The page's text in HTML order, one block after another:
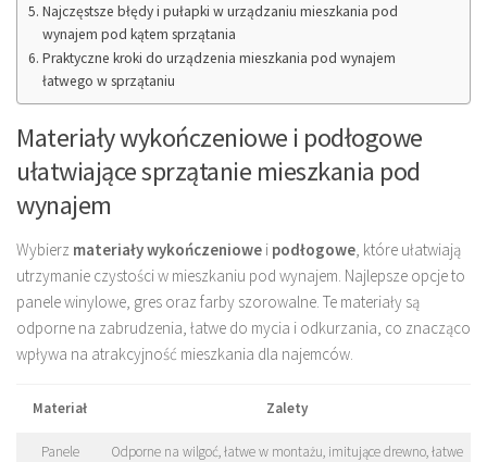
Najczęstsze błędy i pułapki w urządzaniu mieszkania pod
wynajem pod kątem sprzątania
Praktyczne kroki do urządzenia mieszkania pod wynajem
łatwego w sprzątaniu
Materiały wykończeniowe i podłogowe
ułatwiające sprzątanie mieszkania pod
wynajem
Wybierz materiały wykończeniowe i podłogowe , które ułatwiają
utrzymanie czystości w mieszkaniu pod wynajem. Najlepsze opcje to
panele winylowe, gres oraz farby szorowalne. Te materiały są
odporne na zabrudzenia, łatwe do mycia i odkurzania, co znacząco
wpływa na atrakcyjność mieszkania dla najemców.
Materiał Zalety
Panele
Odporne na wilgoć, łatwe w montażu, imitujące drewno, łatwe